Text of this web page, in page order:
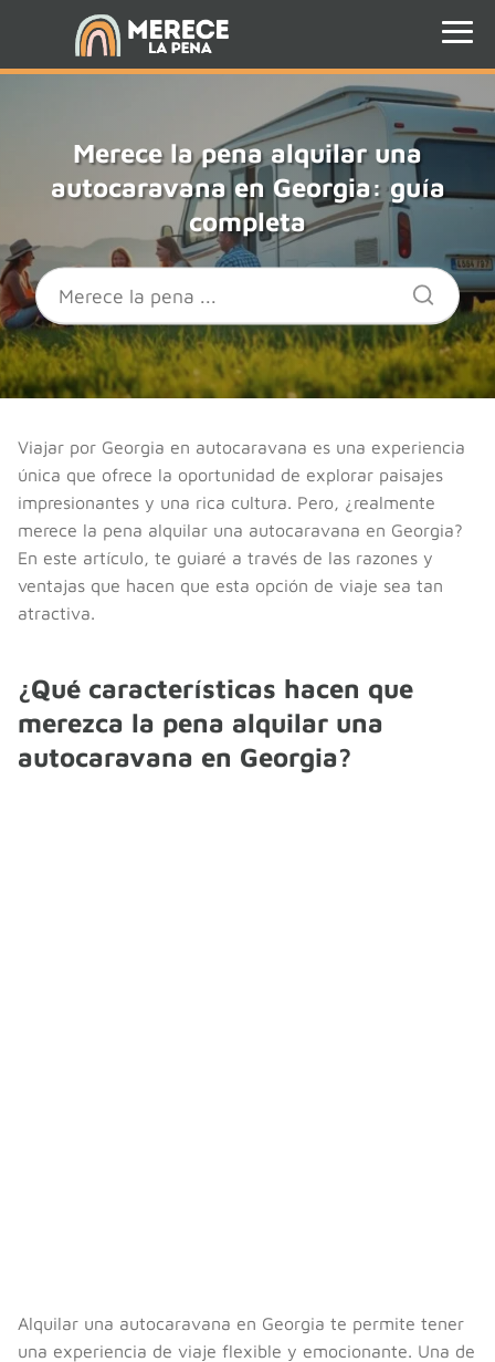
Merece la pena alquilar una
autocaravana en Georgia: guía
completa
Viajar por Georgia en autocaravana es una experiencia
única que ofrece la oportunidad de explorar paisajes
impresionantes y una rica cultura. Pero, ¿realmente
merece la pena alquilar una autocaravana en Georgia?
En este artículo, te guiaré a través de las razones y
ventajas que hacen que esta opción de viaje sea tan
atractiva.
¿Qué características hacen que
merezca la pena alquilar una
autocaravana en Georgia?
Alquilar una autocaravana en Georgia te permite tener
una experiencia de viaje flexible y emocionante. Una de